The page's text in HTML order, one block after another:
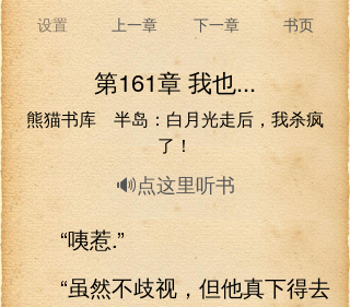
设置 上一章 下一章 书页
第161章 我也...
熊猫书库 半岛：白月光走后，我杀疯
了！
🔊点这里听书
“咦惹.”
“虽然不歧视，但他真下得去